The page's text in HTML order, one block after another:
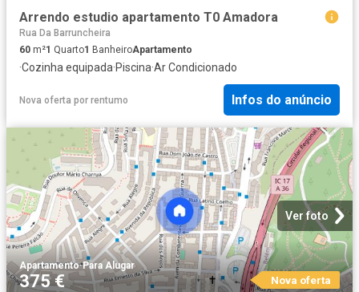
Arrendo estudio apartamento T0 Amadora
Rua Da Barruncheira
60 m²1 Quarto1 BanheiroApartamento
·Cozinha equipada·Piscina·Ar Condicionado
Nova oferta por rentumo Infos do anúncio
Ver foto
Apartamento·Para Alugar
375 € Nova oferta